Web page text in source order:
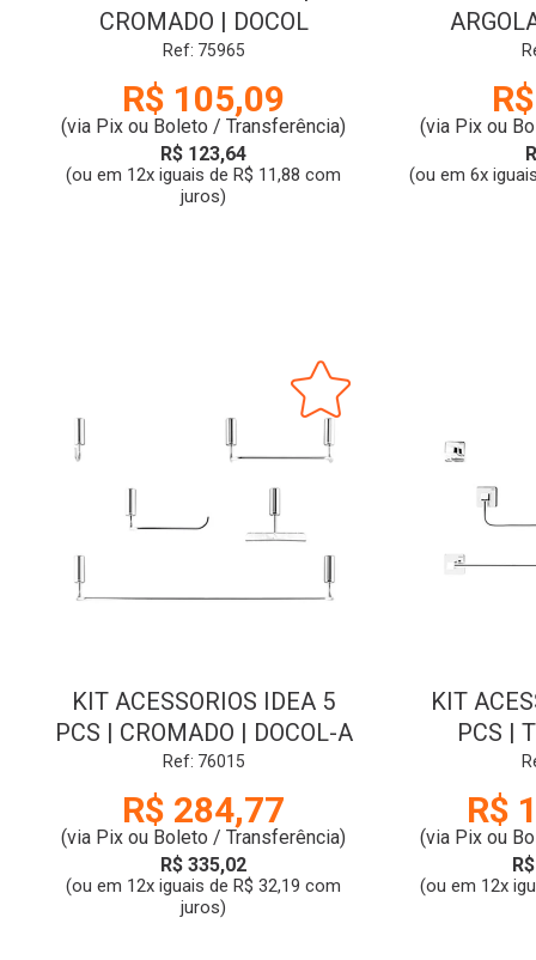
CROMADO | DOCOL
Ref: 75965
R$ 105,09
(via Pix ou Boleto / Transferência)
R$ 123,64
(ou em 12x iguais de R$ 11,88 com
juros)
(via Pix ou
(ou em 6x
KIT ACESSORIOS IDEA 5
PCS | CROMADO | DOCOL-A
Ref: 76015
R$ 284,77
(via Pix ou Boleto / Transferência)
R$ 335,02
(ou em 12x iguais de R$ 32,19 com
juros)
KIT
PCS |
R$
(via Pix ou
(ou em 12x